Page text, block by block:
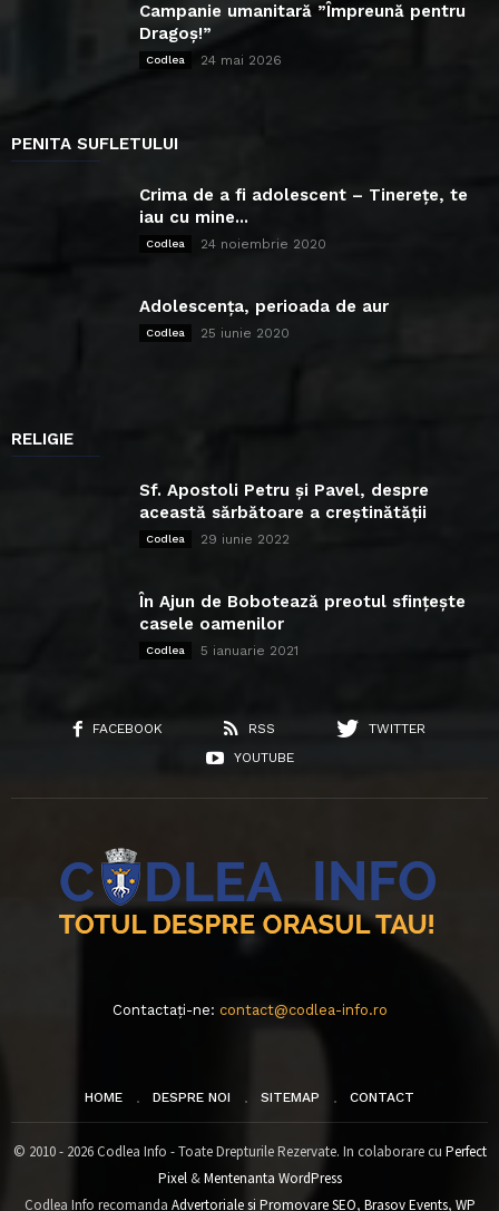
Campanie umanitară ”Împreună pentru
Dragoș!”
Codlea 24 mai 2026
PENITA SUFLETULUI
Crima de a fi adolescent – Tinerețe, te
iau cu mine...
Codlea 24 noiembrie 2020
Adolescența, perioada de aur
Codlea 25 iunie 2020
RELIGIE
Sf. Apostoli Petru și Pavel, despre
această sărbătoare a creștinătății
Codlea 29 iunie 2022
În Ajun de Bobotează preotul sfințește
casele oamenilor
Codlea 5 ianuarie 2021
FACEBOOK RSS
TWITTER
YOUTUBE
Contactați-ne: contact@codlea-info.ro
HOME DESPRE NOI SITEMAP CONTACT
© 2010 - 2026 Codlea Info - Toate Drepturile Rezervate. In colaborare cu Perfect
Pixel&Mentenanta WordPress
Codlea Info recomanda Advertoriale si Promovare SEO, Brasov Events, WP